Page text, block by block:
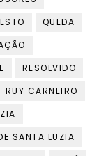
QUEDA
RESOLVIDO
RUY CARNEIRO
SANTA LUZIA